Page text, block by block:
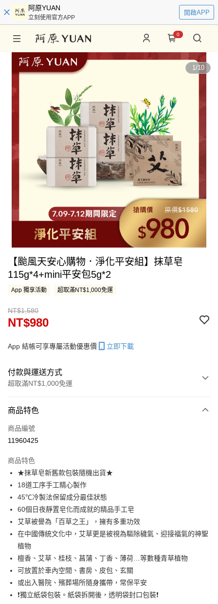
阿原YUAN
立刻使用官方APP
開啟APP
0
1/10
【颱風天安心購物．淨化平安組】抹草皂
115g*4+mini平安包5g*2
App 獨享活動 超取滿NT$1,000免運
NT$1,580
NT$980
App 結帳可享專屬活動優惠價 立即下載
付款與運送方式
超取滿NT$1,000免運
信用卡一次付款
LINE Pay
街口支付
悠遊付
全盈+PAY
大哥付你分期
相關說明
【大哥付你分期使用說明】
1.本服務由台灣大哥大提供，台灣大哥大用戶可立即使用無須另外申請。
流程，驗證手機門號後，選擇欲分期的期數、繳款截止日，確認付款後即完
成交易。
3.實際核准額度、可分期數及費用金額請依後續交易確認頁面所載為準。
4.訂單成立30分鐘內，如未前往確認交易或遇審核未通過，訂單將自動取
AFTEE先享後付
相關說明
【關於「AFTEE先享後付」】
AFTEE先享後付是「在收到商品之後才付款」的支付方式。 讓您購物簡單
便利好安心！
ATM付款
商品特色
商品編號
11960425
商品特色
★抹草皂新舊款包裝隨機出貨★
18道工序手工精心製作
45℃冷製法保留成分最佳狀態
60個日夜靜置皂化而成就的精品手工皂
艾草被譽為「百草之王」，擁有多重功效
在中國傳統文化中，艾草更是被視為驅除穢氣、迎接福氣的神聖
植物
檀香、艾草、桂枝、菖蒲、丁香、薄荷…等數種青草植物
可放置於車內空間、書房、皮包、玄關
或出入醫院、殯葬場所隨身攜帶，常保平安
❗獨立紙袋包裝。紙袋拆開後，透明袋封口包裝❗